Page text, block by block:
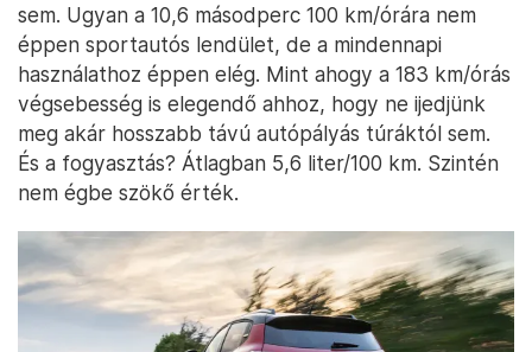
sem. Ugyan a 10,6 másodperc 100 km/órára nem
éppen sportautós lendület, de a mindennapi
használathoz éppen elég. Mint ahogy a 183 km/órás
végsebesség is elegendő ahhoz, hogy ne ijedjünk
meg akár hosszabb távú autópályás túráktól sem.
És a fogyasztás? Átlagban 5,6 liter/100 km. Szintén
nem égbe szökő érték.